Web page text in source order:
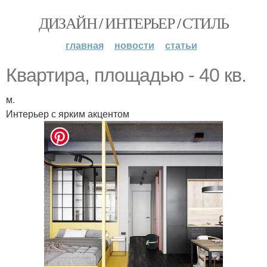
ДИЗАЙН / ИНТЕРЬЕР / СТИЛЬ
главная новости статьи
Квартира, площадью - 40 кв.
м.
Интерьер с ярким акцентом